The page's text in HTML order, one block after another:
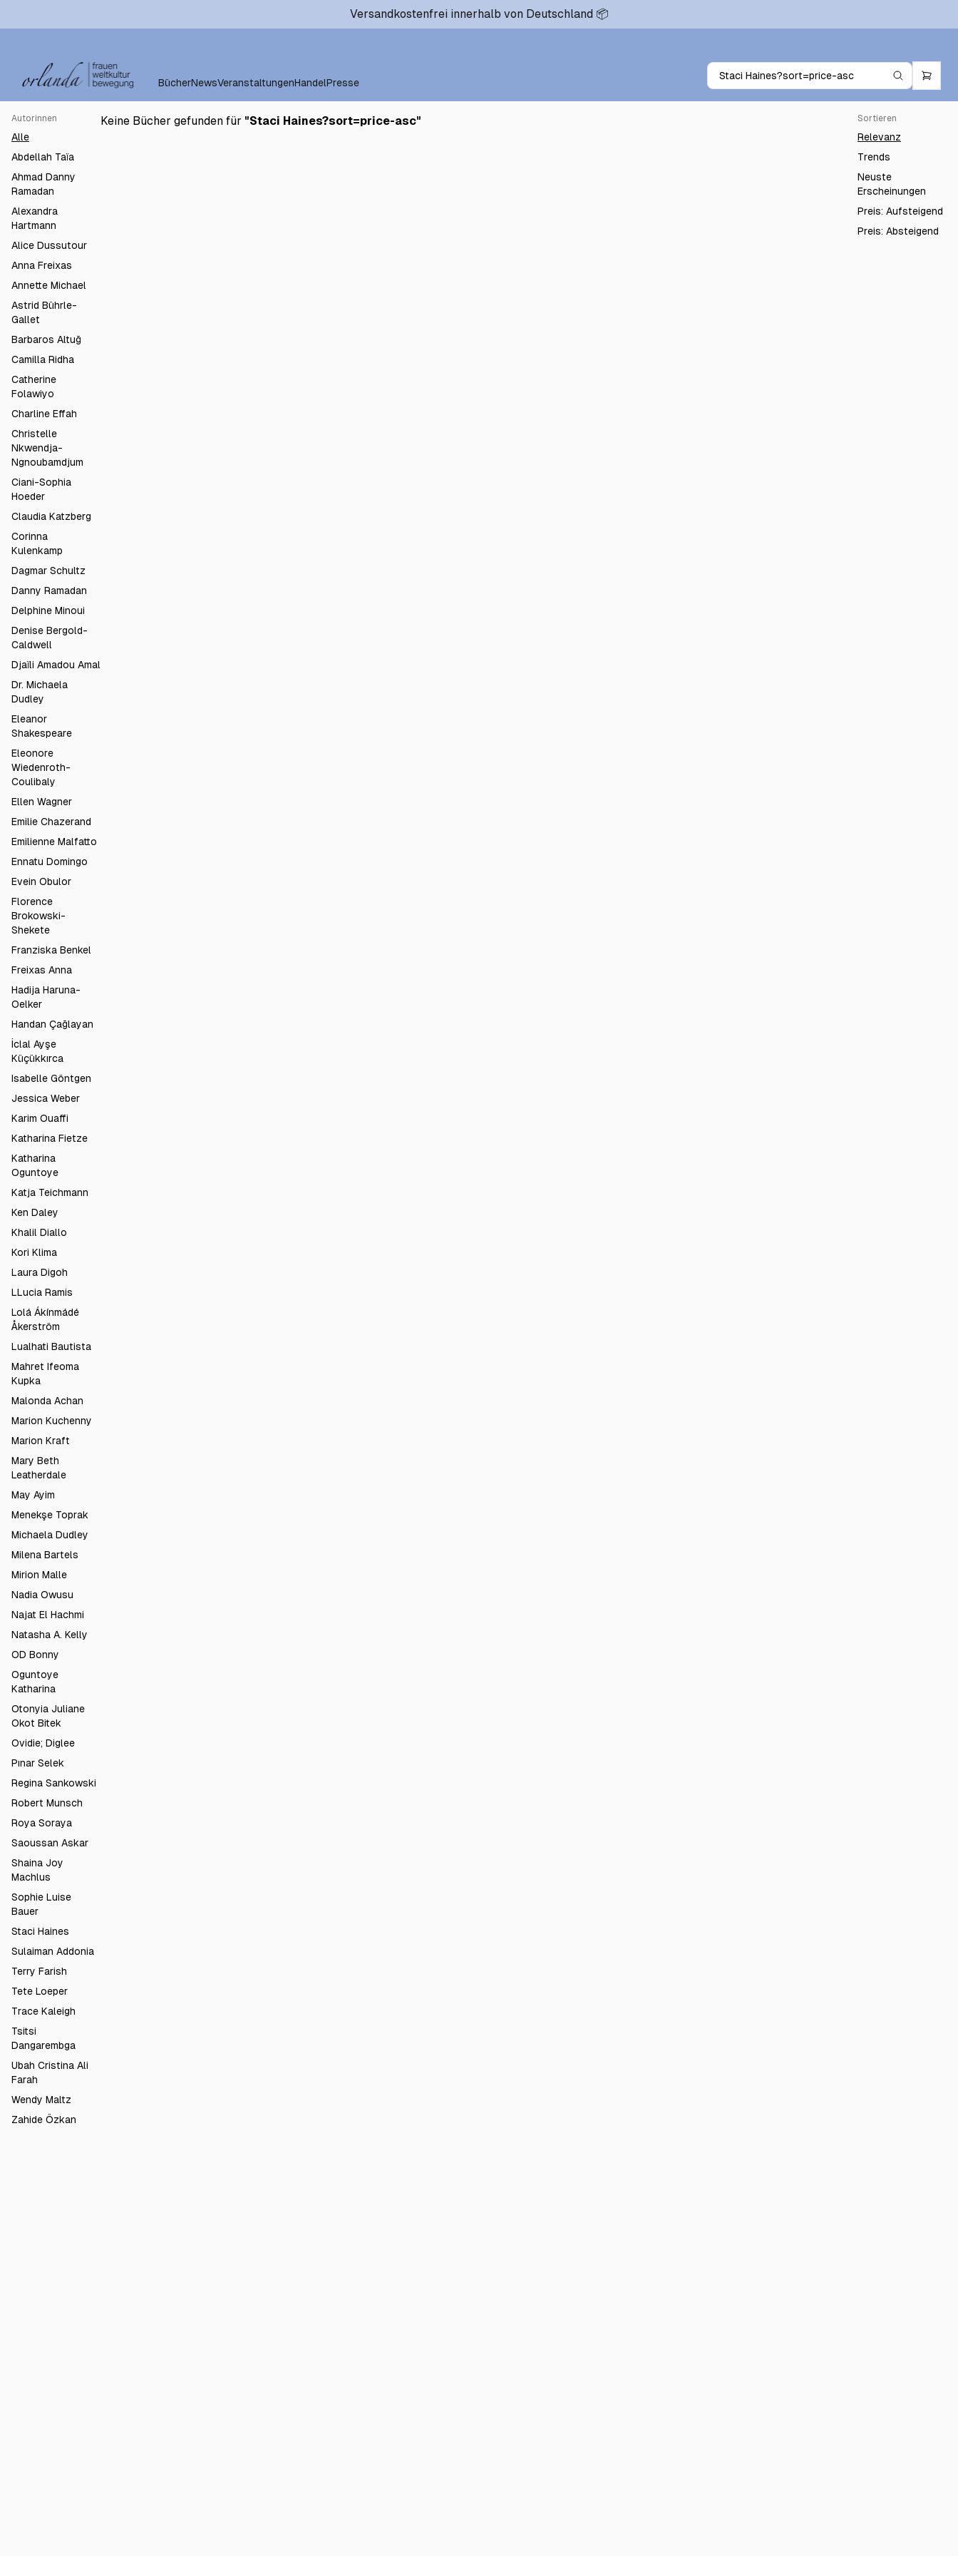
Versandkostenfrei innerhalb von Deutschland 📦
BücherNewsVeranstaltungenHandelPresse
Autorinnen
Alle
Abdellah Taïa
Ahmad Danny
Ramadan
Alexandra
Hartmann
Alice Dussutour
Anna Freixas
Annette Michael
Astrid Bührle-
Gallet
Barbaros Altuğ
Camilla Ridha
Catherine
Folawiyo
Charline Effah
Christelle
Nkwendja-
Ngnoubamdjum
Ciani-Sophia
Hoeder
Claudia Katzberg
Corinna
Kulenkamp
Dagmar Schultz
Danny Ramadan
Delphine Minoui
Denise Bergold-
Caldwell
Djaïli Amadou Amal
Dr. Michaela
Dudley
Eleanor
Shakespeare
Eleonore
Wiedenroth-
Coulibaly
Ellen Wagner
Emilie Chazerand
Emilienne Malfatto
Ennatu Domingo
Evein Obulor
Florence
Brokowski-
Shekete
Franziska Benkel
Freixas Anna
Hadija Haruna-
Oelker
Handan Çağlayan
İclal Ayşe
Küçükkırca
Isabelle Göntgen
Jessica Weber
Karim Ouaffi
Katharina Fietze
Katharina
Oguntoye
Katja Teichmann
Ken Daley
Khalil Diallo
Kori Klima
Laura Digoh
LLucia Ramis
Lolá Ákínmádé
Åkerström
Lualhati Bautista
Mahret Ifeoma
Kupka
Malonda Achan
Marion Kuchenny
Marion Kraft
Mary Beth
Leatherdale
May Ayim
Menekşe Toprak
Michaela Dudley
Milena Bartels
Mirion Malle
Nadia Owusu
Najat El Hachmi
Natasha A. Kelly
OD Bonny
Oguntoye
Katharina
Otonyia Juliane
Okot Bitek
Ovidie; Diglee
Pınar Selek
Regina Sankowski
Robert Munsch
Roya Soraya
Saoussan Askar
Shaina Joy
Machlus
Sophie Luise
Bauer
Staci Haines
Sulaiman Addonia
Terry Farish
Tete Loeper
Trace Kaleigh
Tsitsi
Dangarembga
Ubah Cristina Ali
Farah
Wendy Maltz
Zahide Özkan
Keine Bücher gefunden für "Staci Haines?sort=price-asc" Sortieren
Relevanz
Trends
Neuste
Erscheinungen
Preis: Aufsteigend
Preis: Absteigend